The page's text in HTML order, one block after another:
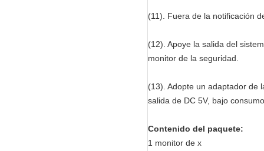
(11). Fuera de la notificación
(12). Apoye la salida del
monitor de la seguridad.
(13). Adopte un adaptador de
salida de DC 5V, bajo
Contenido del paquete:
1 monitor de x